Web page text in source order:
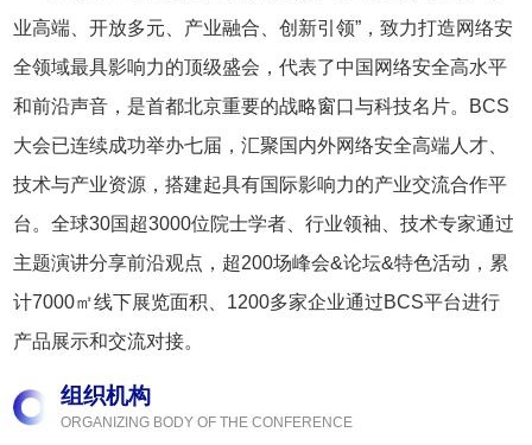
业高端、开放多元、产业融合、创新引领”，致力打造网络安
全领域最具影响力的顶级盛会，代表了中国网络安全高水平
和前沿声音，是首都北京重要的战略窗口与科技名片。BCS
大会已连续成功举办七届，汇聚国内外网络安全高端人才、
技术与产业资源，搭建起具有国际影响力的产业交流合作平
台。全球30国超3000位院士学者、行业领袖、技术专家通过
主题演讲分享前沿观点，超200场峰会&论坛&特色活动，累
计7000㎡线下展览面积、1200多家企业通过BCS平台进行
产品展示和交流对接。
组织机构
ORGANIZING BODY OF THE CONFERENCE